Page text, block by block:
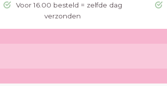
Voor 16.00 besteld = zelfde dag
verzonden